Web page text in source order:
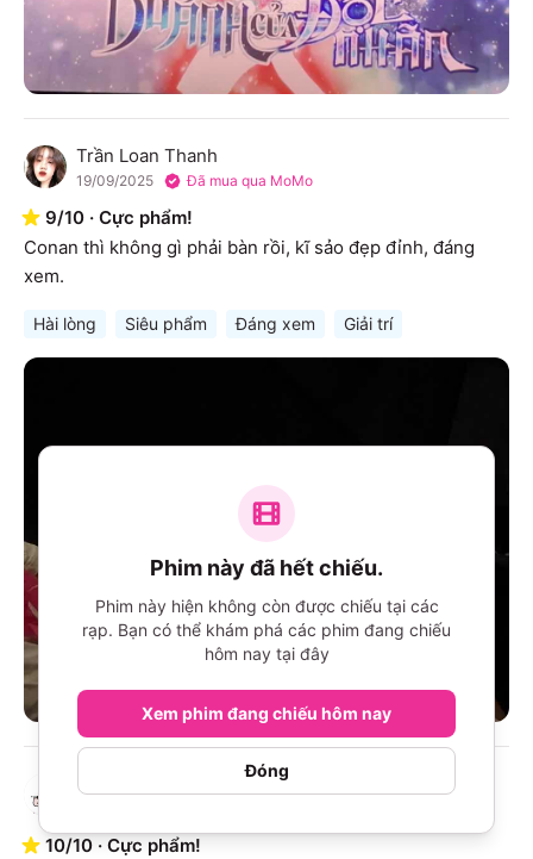
T Trần Loan Thanh
19/09/2025 Đã mua qua MoMo
9/10 · Cực phẩm!
Conan thì không gì phải bàn rồi, kĩ sảo đẹp đỉnh, đáng
xem.
Hài lòng Siêu phẩm Đáng xem Giải trí
N Nguyễn Thị Mỹ Ngọc
10/10 · Cực phẩm!
Phim này đã hết chiếu.
Phim này hiện không còn được chiếu tại các
rạp. Bạn có thể khám phá các phim đang chiếu
hôm nay tại đây
Xem phim đang chiếu hôm nay
Đóng